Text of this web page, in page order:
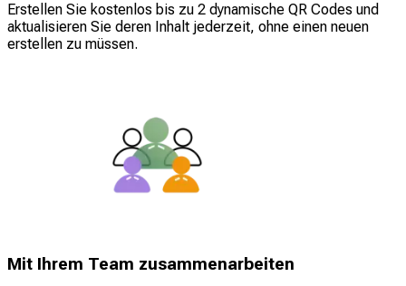
Erstellen Sie kostenlos bis zu 2 dynamische QR Codes und
aktualisieren Sie deren Inhalt jederzeit, ohne einen neuen
erstellen zu müssen.
Mit Ihrem Team zusammenarbeiten